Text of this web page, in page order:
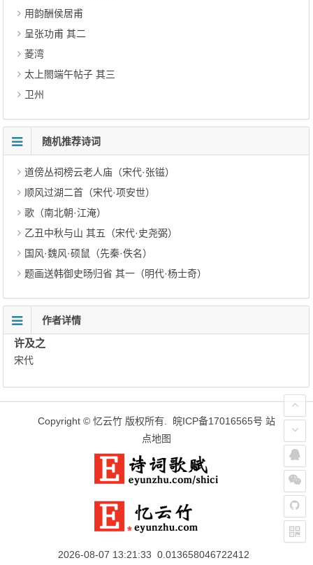
用韵酬侯居甫
呈张功甫 其二
菱湾
太上閤端午帖子 其三
卫州
随机推荐诗词
道傍丛祠榜云老人庙（宋代·张镃）
顺风过湖二首（宋代·项安世）
歌（南北朝·江淹）
乙丑中秋与山 其五（宋代·史尧弼）
国风·魏风·硕鼠（先秦·佚名）
题画送韩御史旸归省 其一（明代·杨士奇）
作者详情
许及之
宋代
Copyright © 忆云竹 版权所有. 皖ICP备17016565号 站
点地图
2026-08-07 13:21:33 0.013658046722412